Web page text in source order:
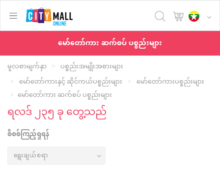
text.skipToContent
text.skipToNavigation
မော်တော်ကား ဆက်စပ် ပစ္စည်းများ
မူလစာမျက်နှာ
ပစ္စည်းအမျိုးအစားများ
မော်တော်ကားနှင့် ဆိုင်ကယ်ပစ္စည်းများ
မော်တော်ကားပစ္စည်းများ
မော်တော်ကား ဆက်စပ် ပစ္စည်းများ
ရလဒ် ၂၃၅ ခု တွေ့သည်
စိစစ်ကြည့်ရှုရန်